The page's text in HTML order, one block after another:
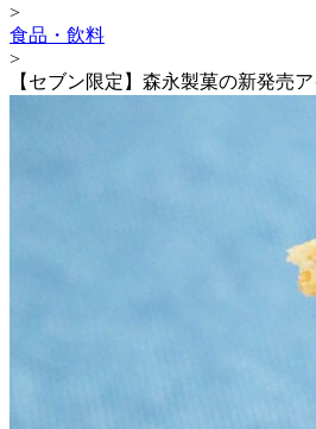
>
食品・飲料
>
【セブン限定】森永製菓の新発売